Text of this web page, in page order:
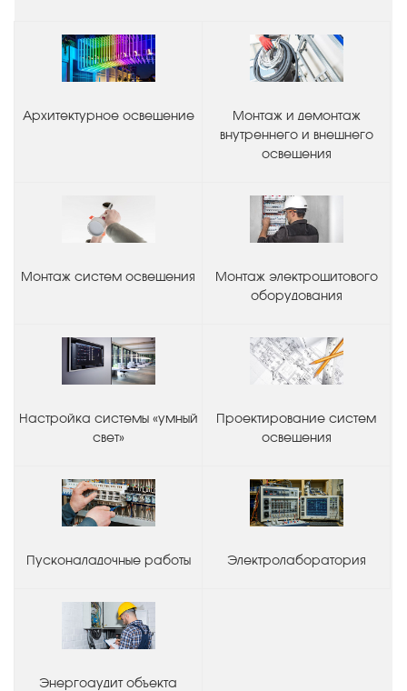
Архитектурное освещение
Монтаж и демонтаж
внутреннего и внешнего
освещения
Монтаж систем освещения
Монтаж электрощитового
оборудования
Настройка системы «умный
свет»
Проектирование систем
освещения
Пусконаладочные работы Электролаборатория
Энергоаудит объекта